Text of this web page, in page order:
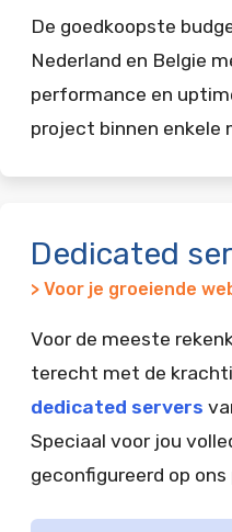
De goedkoopste
Nederland en Belgie
performance en
project binnen enkele
Dedicated
> Voor je groeiende
Voor de meeste
terecht met de
dedicated servers
Speciaal voor jou
geconfigureerd op